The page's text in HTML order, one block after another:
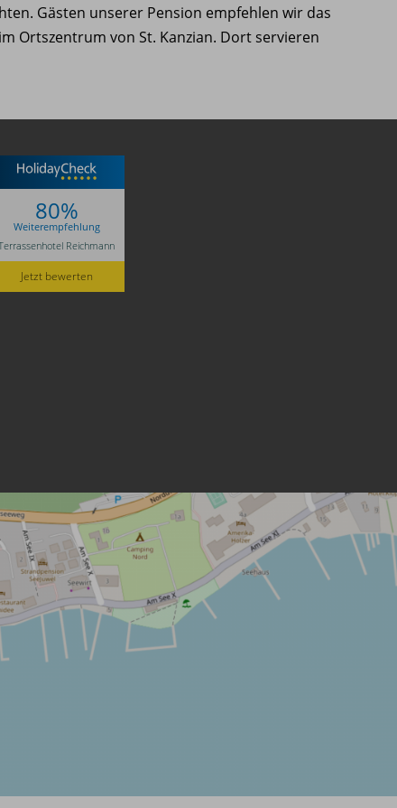
Gästen unserer Pension empfehlen wir das
Ortszentrum von St. Kanzian. Dort servieren
80%
Weiterempfehlung
Reichmann
Jetzt bewerten